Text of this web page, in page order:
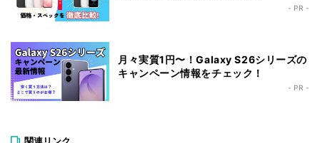
- PR -
月々実質1円〜！Galaxy S26シリーズの
キャンペーン情報をチェック！
- PR -
関連リンク